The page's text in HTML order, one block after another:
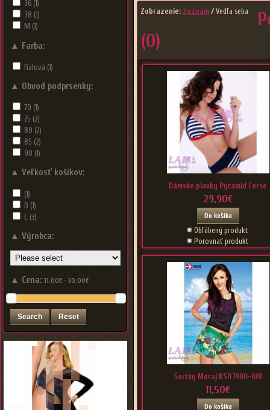
36 (1)
38 (1)
M (1)
▲ Farba:
fialová (1)
▲ Obvod podprsenky:
70 (1)
75 (2)
80 (2)
85 (2)
90 (1)
▲ Veľkosť košíkov:
(1)
B (1)
C (3)
▲ Výrobca:
▲ Cena: 11.00€ - 30.00€
Zobrazenie: Zoznam /Vedľa seba
(0)
Dámske plavky Pyramid Corse
29,90€
Do košíka
Obľúbený produkt
Porovnať produkt
Šortky Moraj KSD 1900-001
11,50€
Do košíka